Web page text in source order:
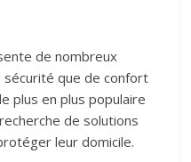
de nombreux
que de confort
plus en plus populaire
de solutions
leur domicile.